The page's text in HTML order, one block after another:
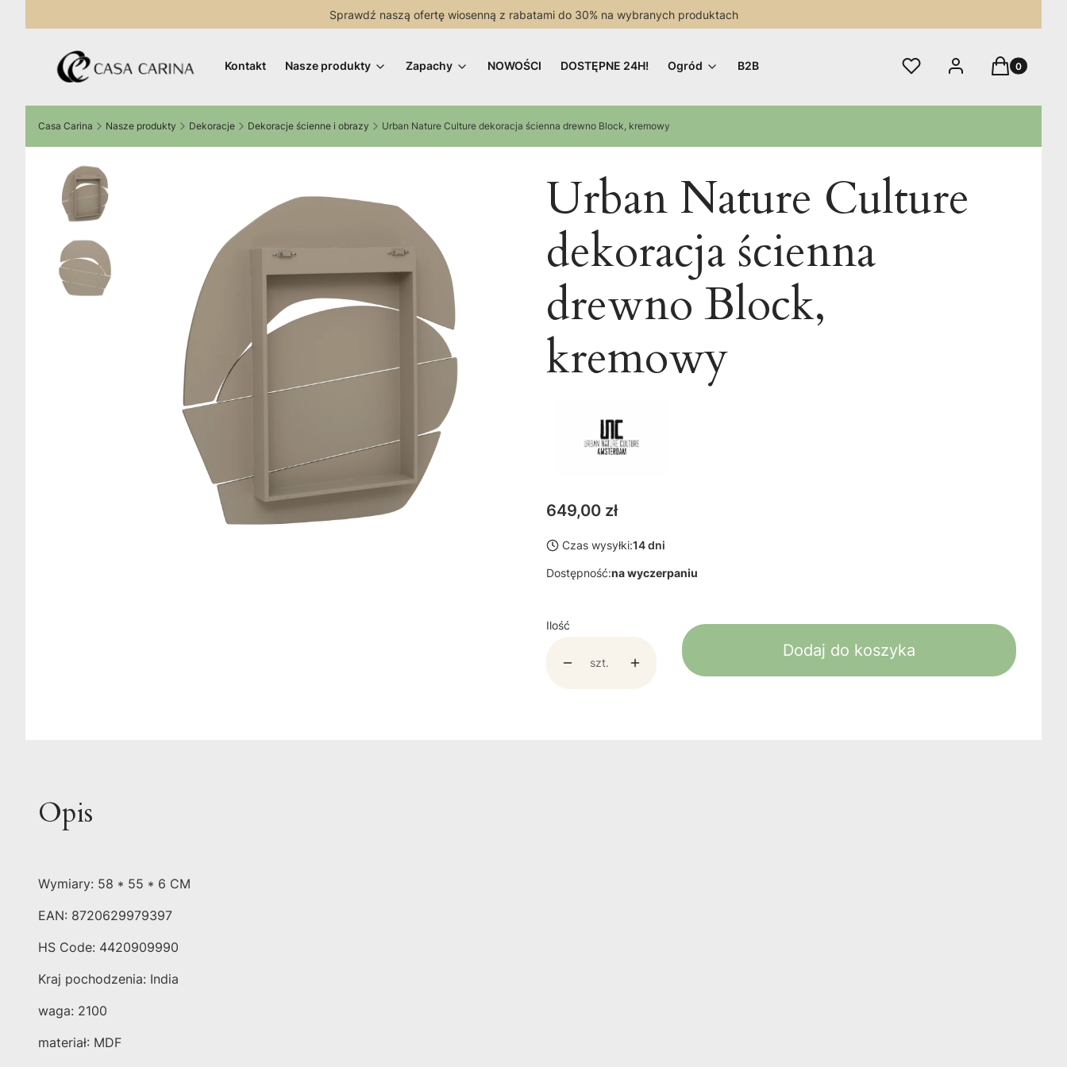
Sprawdź naszą ofertę wiosenną z rabatami do 30% na wybranych produktach
Kontakt Nasze produkty Zapachy NOWOŚCI DOSTĘPNE 24H! Ogród B2B Ulubione Zaloguj sięProdukty w
Koszyk
Casa Carina Nasze produkty Dekoracje Dekoracje ścienne i obrazy Urban Nature Culture dekoracja ścienna drewno Block, kremowy
Urban Nature Culture
dekoracja ścienna
drewno Block,
kremowy
Cena
649,00 zł
Czas wysyłki:14 dni
Dostępność:na wyczerpaniu
Ilość
szt.
Dodaj do koszyka
Opis
Wymiary: 58 * 55 * 6 CM
EAN: 8720629979397
HS Code: 4420909990
Kraj pochodzenia: India
waga: 2100
materiał: MDF